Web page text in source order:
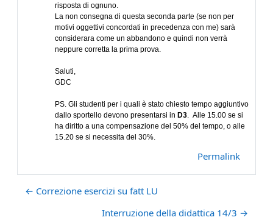
risposta di ognuno.
La non consegna di questa seconda parte (se non per
motivi oggettivi concordati in precedenza con me) sarà
considerara come un abbandono e quindi non verrà
neppure corretta la prima prova.
Saluti,
GDC
PS. Gli studenti per i quali è stato chiesto tempo aggiuntivo
dallo sportello devono presentarsi in D3. Alle 15.00 se si
ha diritto a una compensazione del 50% del tempo, o alle
15.20 se si necessita del 30%.
Permalink
← Correzione esercizi su fatt LU
Interruzione della didattica 14/3 →